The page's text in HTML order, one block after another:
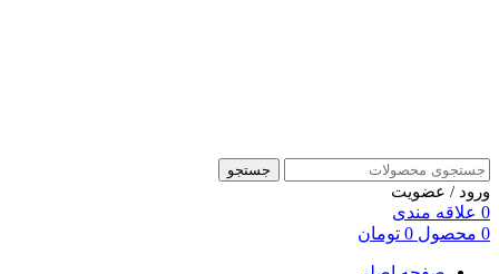
جستجو
ورود / عضویت
0 علاقه مندی
0 محصول 0 تومان